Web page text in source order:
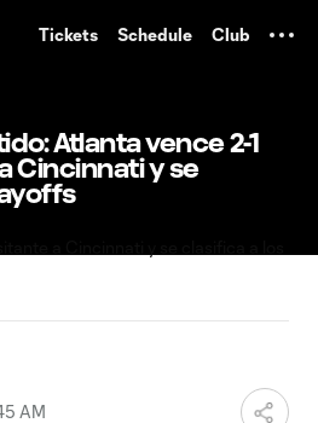
Tickets Schedule Club
Atlanta vence 2-1
Cincinnati y se
AM